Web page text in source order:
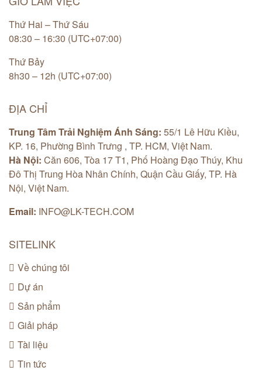
Thứ Hai – Thứ Sáu
08:30 – 16:30 (UTC+07:00)
Thứ Bảy
8h30 – 12h (UTC+07:00)
ĐỊA CHỈ
Trung Tâm Trải Nghiệm Ánh Sáng: 55/1 Lê Hữu Kiều,
KP. 16, Phường Bình Trưng , TP. HCM, Việt Nam.
Hà Nội: Căn 606, Tòa 17 T1, Phố Hoàng Đạo Thúy, Khu
Đô Thị Trung Hòa Nhân Chính, Quận Cầu Giấy, TP. Hà
Nội, Việt Nam.
Email: INFO@LK-TECH.COM
SITELINK
Về chúng tôi
Dự án
Sản phẩm
Giải pháp
Tài liệu
Tin tức